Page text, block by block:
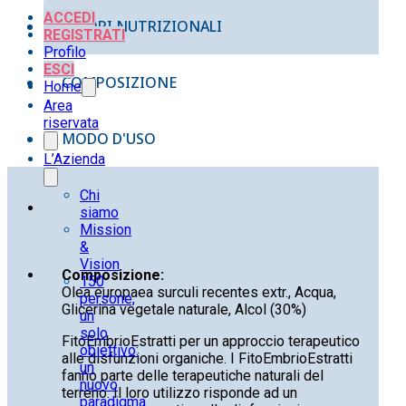
ACCEDI
REGISTRATI
Profilo
ESCI
Home
Area
riservata
L’Azienda
Chi
siamo
Mission
&
Vision
150
persone,
un
solo
obiettivo:
un
nuovo
paradigma
VALORI NUTRIZIONALI
COMPOSIZIONE
MODO D'USO
Composizione:
Olea europaea surculi recentes extr., Acqua,
Glicerina vegetale naturale, Alcol (30%)
FitoEmbrioEstratti per un approccio terapeutico
alle disfunzioni organiche. I FitoEmbrioEstratti
fanno parte delle terapeutiche naturali del
terreno. Il loro utilizzo risponde ad un